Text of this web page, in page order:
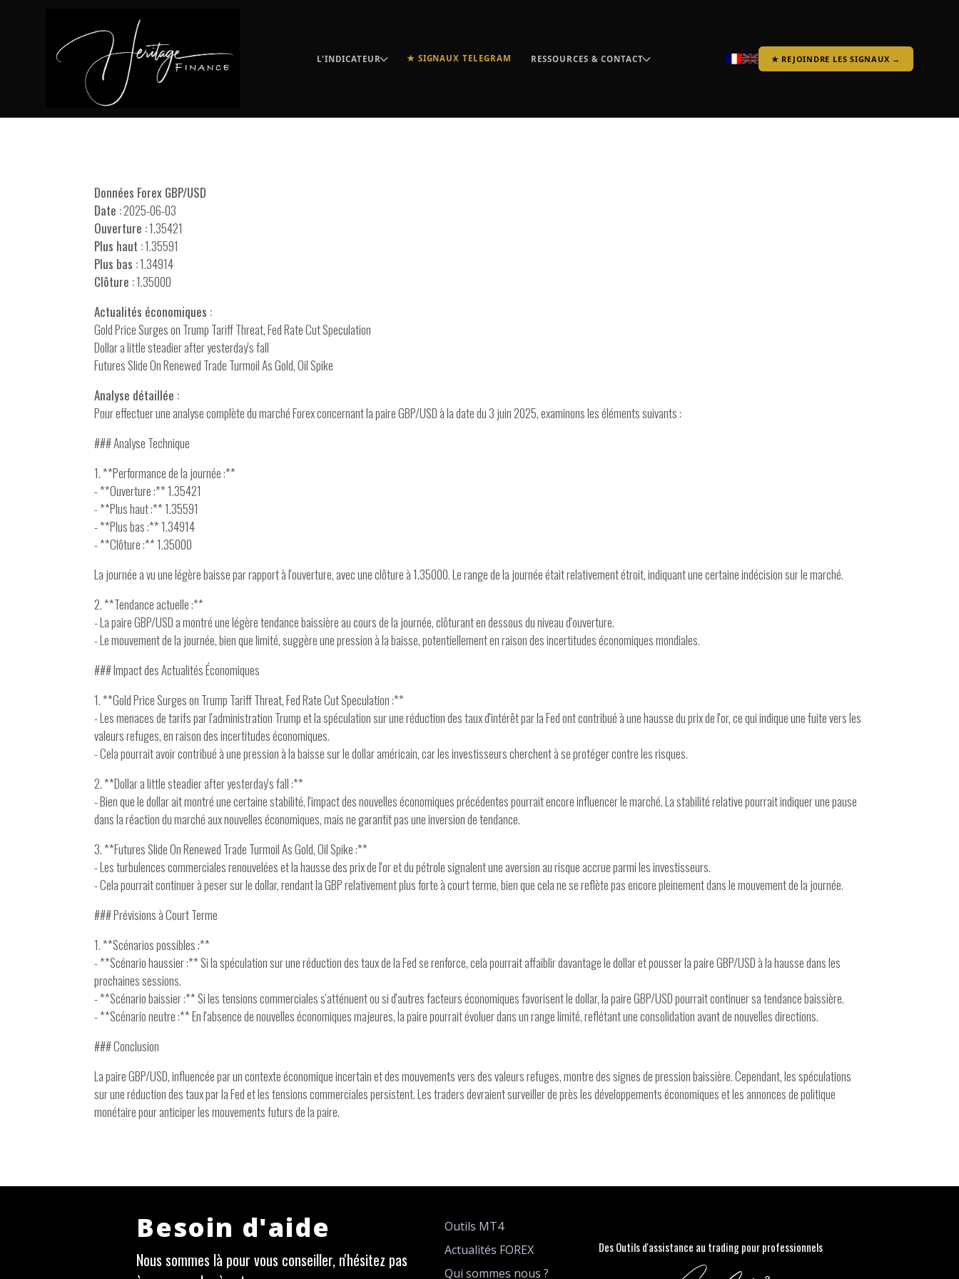
L'INDICATEUR ★ SIGNAUX TELEGRAM RESSOURCES & CONTACT ★ REJOINDRE LES SIGNAUX →
Données Forex GBP/USD
Date :2025-06-03
Ouverture :1.35421
Plus haut :1.35591
Plus bas :1.34914
Clôture :1.35000
Actualités économiques :
Gold Price Surges on Trump Tariff Threat, Fed Rate Cut Speculation
Dollar a little steadier after yesterday's fall
Futures Slide On Renewed Trade Turmoil As Gold, Oil Spike
Analyse détaillée :
Pour effectuer une analyse complète du marché Forex concernant la paire GBP/USD à la date du 3 juin 2025, examinons les éléments suivants :
### Analyse Technique
1. **Performance de la journée :**
- **Ouverture :** 1.35421
- **Plus haut :** 1.35591
- **Plus bas :** 1.34914
- **Clôture :** 1.35000
La journée a vu une légère baisse par rapport à l'ouverture, avec une clôture à 1.35000. Le range de la journée était relativement étroit, indiquant une certaine indécision sur le marché.
2. **Tendance actuelle :**
- La paire GBP/USD a montré une légère tendance baissière au cours de la journée, clôturant en dessous du niveau d'ouverture.
- Le mouvement de la journée, bien que limité, suggère une pression à la baisse, potentiellement en raison des incertitudes économiques mondiales.
### Impact des Actualités Économiques
1. **Gold Price Surges on Trump Tariff Threat, Fed Rate Cut Speculation :**
- Les menaces de tarifs par l'administration Trump et la spéculation sur une réduction des taux d'intérêt par la Fed ont contribué à une hausse du prix de l'or, ce qui indique une fuite vers les
valeurs refuges, en raison des incertitudes économiques.
- Cela pourrait avoir contribué à une pression à la baisse sur le dollar américain, car les investisseurs cherchent à se protéger contre les risques.
2. **Dollar a little steadier after yesterday's fall :**
- Bien que le dollar ait montré une certaine stabilité, l'impact des nouvelles économiques précédentes pourrait encore influencer le marché. La stabilité relative pourrait indiquer une pause
dans la réaction du marché aux nouvelles économiques, mais ne garantit pas une inversion de tendance.
3. **Futures Slide On Renewed Trade Turmoil As Gold, Oil Spike :**
- Les turbulences commerciales renouvelées et la hausse des prix de l'or et du pétrole signalent une aversion au risque accrue parmi les investisseurs.
- Cela pourrait continuer à peser sur le dollar, rendant la GBP relativement plus forte à court terme, bien que cela ne se reflète pas encore pleinement dans le mouvement de la journée.
### Prévisions à Court Terme
1. **Scénarios possibles :**
- **Scénario haussier :** Si la spéculation sur une réduction des taux de la Fed se renforce, cela pourrait affaiblir davantage le dollar et pousser la paire GBP/USD à la hausse dans les
prochaines sessions.
- **Scénario baissier :** Si les tensions commerciales s'atténuent ou si d'autres facteurs économiques favorisent le dollar, la paire GBP/USD pourrait continuer sa tendance baissière.
- **Scénario neutre :** En l'absence de nouvelles économiques majeures, la paire pourrait évoluer dans un range limité, reflétant une consolidation avant de nouvelles directions.
### Conclusion
La paire GBP/USD, influencée par un contexte économique incertain et des mouvements vers des valeurs refuges, montre des signes de pression baissière. Cependant, les spéculations
sur une réduction des taux par la Fed et les tensions commerciales persistent. Les traders devraient surveiller de près les développements économiques et les annonces de politique
monétaire pour anticiper les mouvements futurs de la paire.
Besoin d'aide
Nous sommes là pour vous conseiller, n'hésitez pas
Outils MT4
Actualités FOREX
Qui sommes nous ?
Des Outils d'assistance au trading pour professionnels